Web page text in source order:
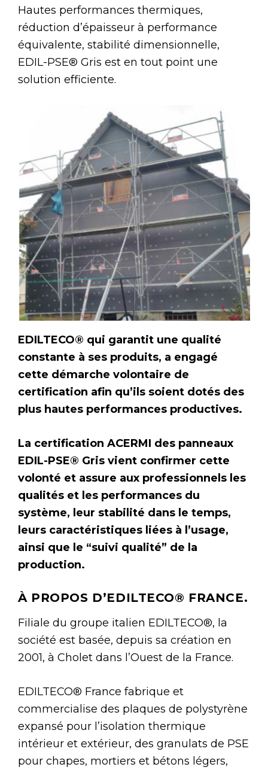
Hautes performances thermiques,
réduction d’épaisseur à performance
équivalente, stabilité dimensionnelle,
EDIL-PSE® Gris est en tout point une
solution efficiente.
EDILTECO® qui garantit une qualité
constante à ses produits, a engagé
cette démarche volontaire de
certification afin qu’ils soient dotés des
plus hautes performances productives.
La certification ACERMI des panneaux
EDIL-PSE® Gris vient confirmer cette
volonté et assure aux professionnels les
qualités et les performances du
système, leur stabilité dans le temps,
leurs caractéristiques liées à l’usage,
ainsi que le “suivi qualité” de la
production.
À PROPOS D’EDILTECO® FRANCE.
Filiale du groupe italien EDILTECO®, la
société est basée, depuis sa création en
2001, à Cholet dans l’Ouest de la France.
EDILTECO® France fabrique et
commercialise des plaques de polystyrène
expansé pour l’isolation thermique
intérieur et extérieur, des granulats de PSE
pour chapes, mortiers et bétons légers,